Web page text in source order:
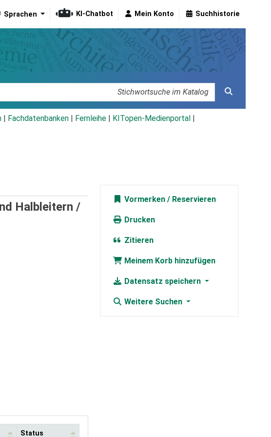
Sprachen KI-Chatbot Mein Konto Suchhistorie
Fachdatenbanken Fernleihe KITopen-Medienportal
Halbleitern /
Status
Vormerken
Drucken
Zitieren
Meinem Korb hinzufügen
Datensatz speichern
Weitere Suchen